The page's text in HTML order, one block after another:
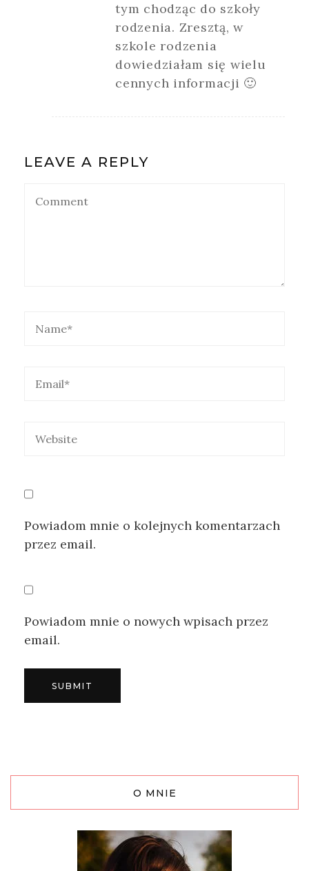
tym chodząc do szkoły
rodzenia. Zresztą, w
szkole rodzenia
dowiedziałam się wielu
cennych informacji 🙂
LEAVE A REPLY
Powiadom mnie o kolejnych komentarzach
przez email.
Powiadom mnie o nowych wpisach przez
email.
O MNIE